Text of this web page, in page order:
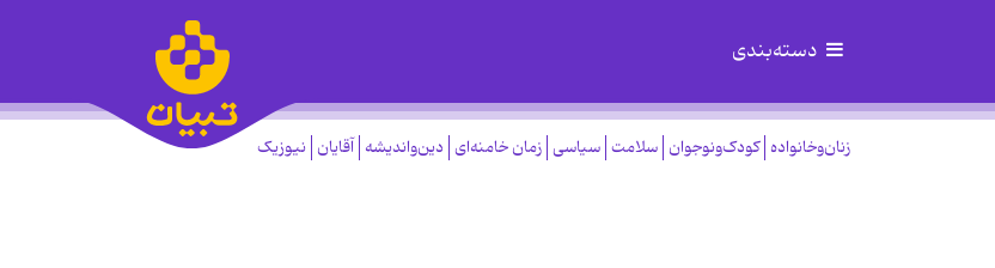
دسته‌بندی
زنان‌وخانواده کودک‌ونوجوان سلامت سیاسی زمان خامنه‌ای دین‌واندیشه آقایان نیوزیک